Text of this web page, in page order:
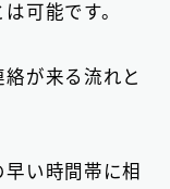
可能です。
が来る流れと
い時間帯に相